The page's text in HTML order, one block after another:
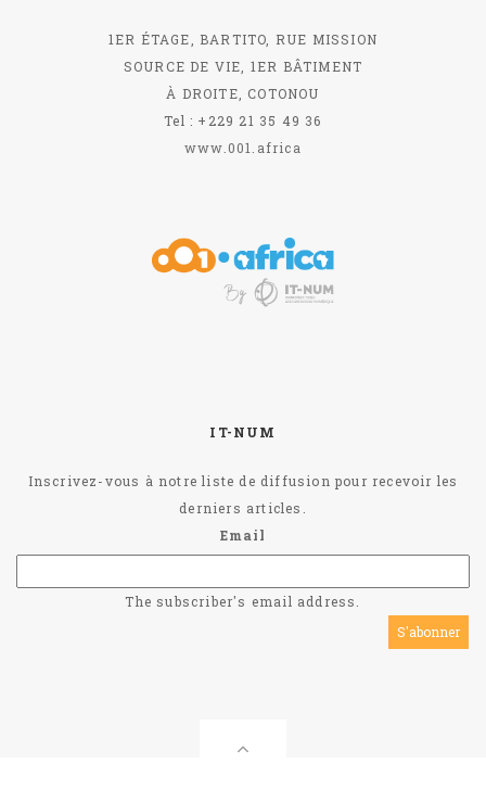
1ER ÉTAGE, BARTITO, RUE MISSION
SOURCE DE VIE, 1ER BÂTIMENT
À DROITE, COTONOU
Tel : +229 21 35 49 36
www.001.africa
IT-NUM
Inscrivez-vous à notre liste de diffusion pour recevoir les
derniers articles.
Email
The subscriber's email address.